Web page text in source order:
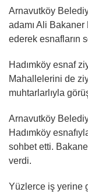
Arnavutköy
adamı Ali Bakaner
ederek esnafların
Hadımköy esnaf
Mahallelerini de
muhtarlarlıyla
Arnavutköy
Hadımköy
sohbet etti.
verdi.
Yüzlerce iş yerine